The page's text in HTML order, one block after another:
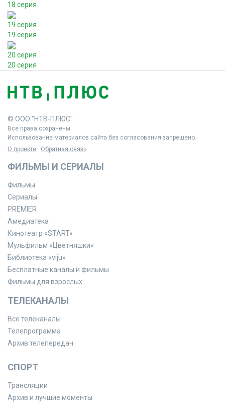
18 серия
19 серия
19 серия
20 серия
20 серия
© ООО "НТВ-ПЛЮС"
Все права сохранены.
Использование материалов сайта без согласования запрещено.
О проекте
Обратная связь
ФИЛЬМЫ И СЕРИАЛЫ
Фильмы
Сериалы
PREMIER
Амедиатека
Кинотеатр «START»
Мульфильм «Цветняшки»
Библиотека «viju»
Бесплатные каналы и фильмы
Фильмы для взрослых
ТЕЛЕКАНАЛЫ
Все телеканалы
Телепрограмма
Архив телепередач
СПОРТ
Трансляции
Архив и лучшие моменты